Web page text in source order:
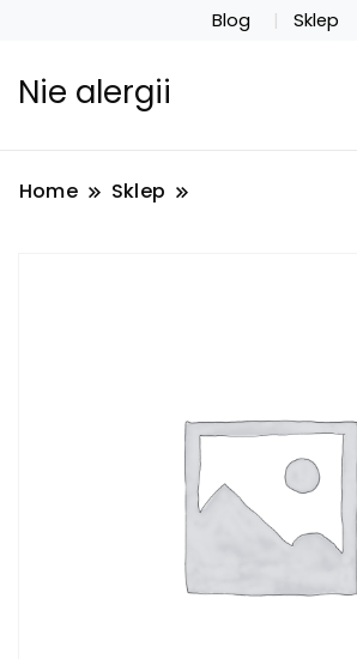
Blog Sklep
Nie alergii
Home Sklep